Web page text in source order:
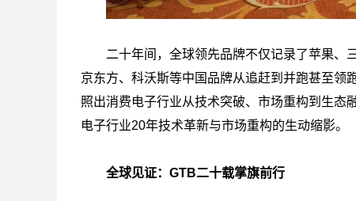
二十年间，全球领先品牌不仅记录了苹果、
京东方、科沃斯等中国品牌从追赶到并跑甚至领
照出消费电子行业从技术突破、市场重构到生态
电子行业20年技术革新与市场重构的生动缩影。
全球见证：GTB二十载掌旗前行